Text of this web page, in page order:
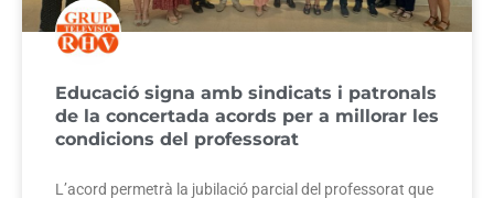
Educació signa amb sindicats i patronals
de la concertada acords per a millorar les
condicions del professorat
L’acord permetrà la jubilació parcial del professorat que